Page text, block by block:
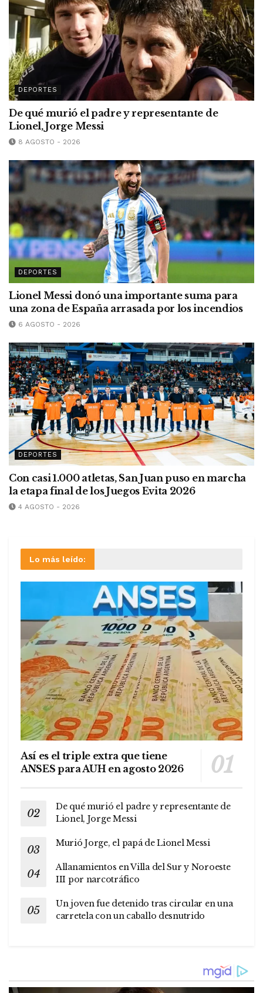
DEPORTES
De qué murió el padre y representante de
Lionel, Jorge Messi
8 AGOSTO - 2026
DEPORTES
Lionel Messi donó una importante suma para
una zona de España arrasada por los incendios
6 AGOSTO - 2026
DEPORTES
Con casi 1.000 atletas, San Juan puso en marcha
la etapa final de los Juegos Evita 2026
4 AGOSTO - 2026
Lo más leído:
Así es el triple extra que tiene
ANSES para AUH en agosto 2026
De qué murió el padre y representante de
Lionel, Jorge Messi
Murió Jorge, el papá de Lionel Messi
Allanamientos en Villa del Sur y Noroeste
III por narcotráfico
Un joven fue detenido tras circular en una
carretela con un caballo desnutrido